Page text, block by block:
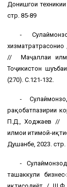
Донишгоҳи
стр. 85-89
-
// Маҷаллаи
Тоҷикистон
(270). С.121-132.
-
рақобатпазирии
П.Д., Ходжаев //
илмҳои иҳтимоӣ-
Душанбе, 2023. стр.
-
ташаккули